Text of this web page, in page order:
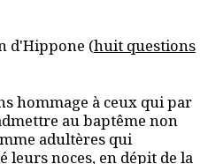
d'Hippone (huit questions
hommage à ceux qui par
au baptême non
adultères qui
leurs noces, en dépit de la